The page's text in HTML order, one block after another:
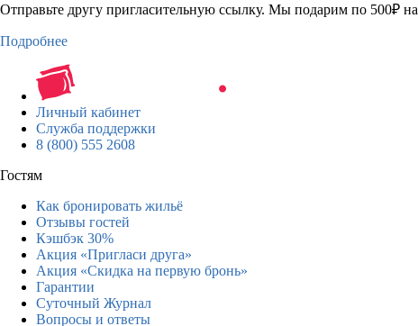
Отправьте другу пригласительную ссылку. Мы подарим по 500₽
Подробнее
Личный кабинет
Служба поддержки
8 (800) 555 2608
Гостям
Как бронировать жильё
Отзывы гостей
Кэшбэк 30%
Акция «Пригласи друга»
Акция «Скидка на первую бронь»
Гарантии
Суточный Журнал
Вопросы и ответы